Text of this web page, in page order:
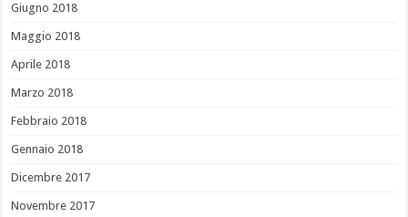
Giugno 2018
Maggio 2018
Aprile 2018
Marzo 2018
Febbraio 2018
Gennaio 2018
Dicembre 2017
Novembre 2017